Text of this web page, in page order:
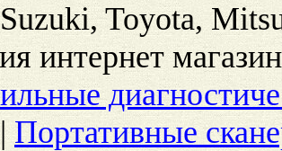
Toyota,
интернет
| Портативные